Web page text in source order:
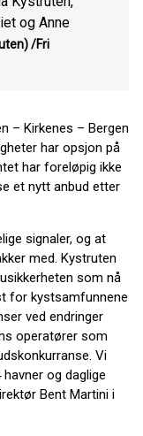
og Anne
/Fri
– Kirkenes – Bergen
har opsjon på
har foreløpig ikke
et nytt anbud etter
signaler, og at
med. Kystruten
som nå
for kystsamfunnene
ved endringer
operatører som
Vi
og daglige
Bent Martini i